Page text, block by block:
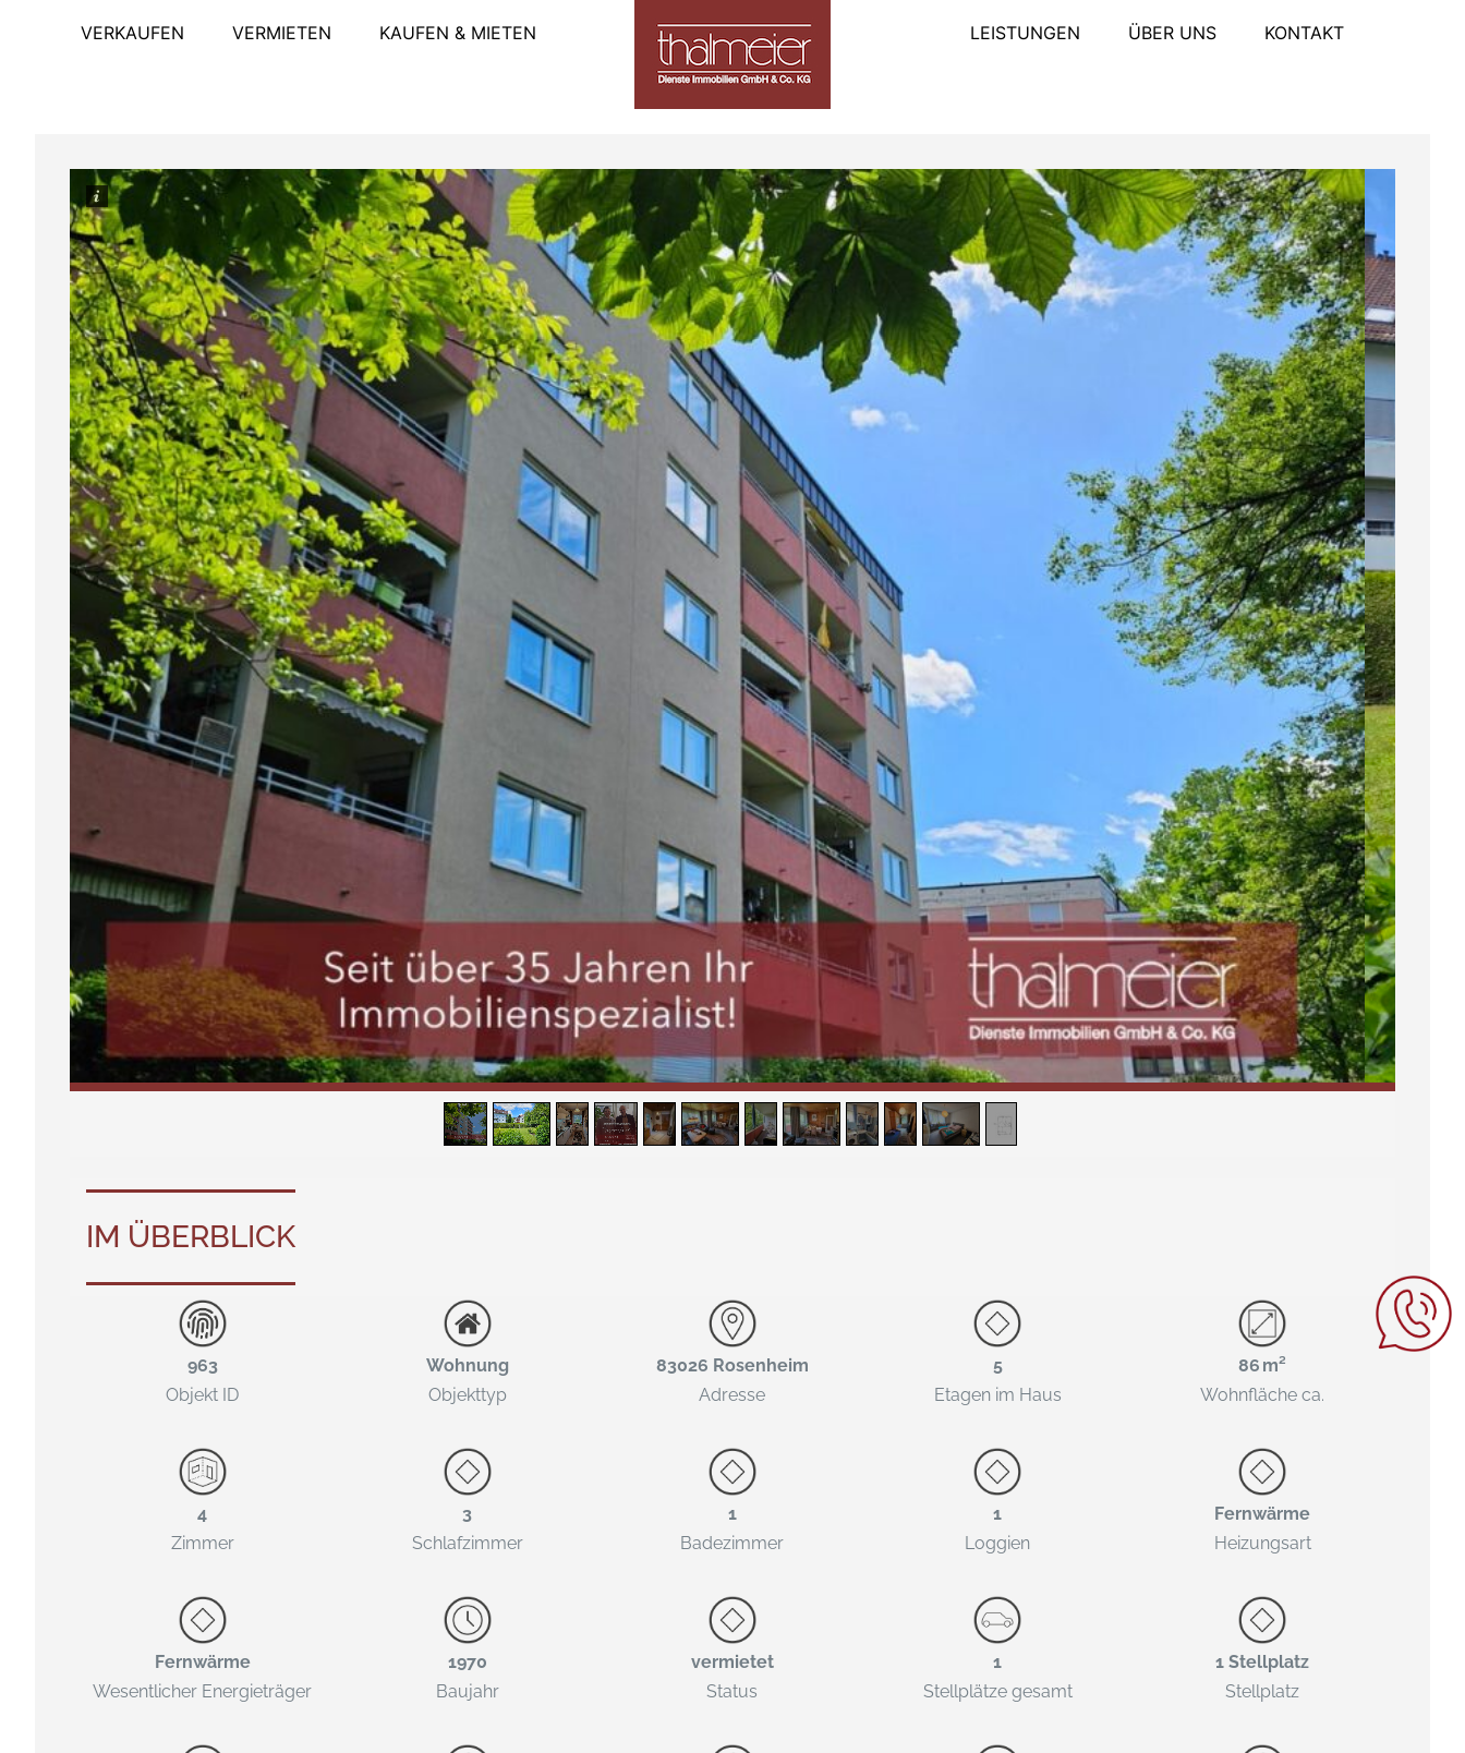
VERKAUFEN VERMIETEN KAUFEN & MIETEN LEISTUNGEN ÜBER UNS KONTAKT
IM ÜBERBLICK
963
Objekt ID
Wohnung
Objekttyp
83026 Rosenheim
Adresse
5
Etagen im Haus
86 m²
Wohnfläche ca.
4
Zimmer
3
Schlafzimmer
1
Badezimmer
1
Loggien
Fernwärme
Heizungsart
Fernwärme
Wesentlicher Energieträger
1970
Baujahr
vermietet
Status
1
Stellplätze gesamt
1 Stellplatz
Stellplatz